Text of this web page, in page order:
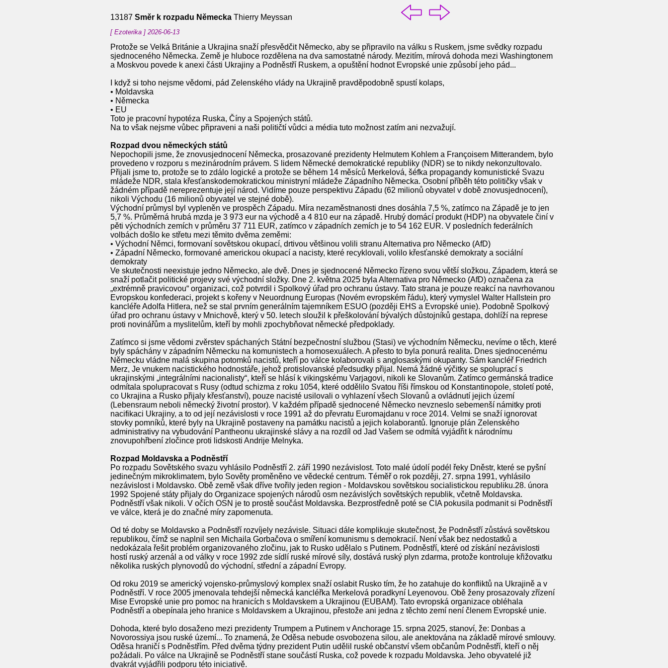
13187 Směr k rozpadu Německa Thierry Meyssan
[ Ezoterika ] 2026-06-13
Protože se Velká Británie a Ukrajina snaží přesvědčit Německo, aby se připravilo na válku s Ruskem, jsme svědky rozpadu
sjednoceného Německa. Země je hluboce rozdělena na dva samostatné národy. Mezitím, mírová dohoda mezi Washingtonem
a Moskvou povede k anexi části Ukrajiny a Podněstří Ruskem, a opuštění hodnot Evropské unie způsobí jeho pád...
I když si toho nejsme vědomi, pád Zelenského vlády na Ukrajině pravděpodobně spustí kolaps,
• Moldavska
• Německa
• EU
Toto je pracovní hypotéza Ruska, Číny a Spojených států.
Na to však nejsme vůbec připraveni a naši političtí vůdci a média tuto možnost zatím ani nezvažují.
Rozpad dvou německých států
Nepochopili jsme, že znovusjednocení Německa, prosazované prezidenty Helmutem Kohlem a Françoisem Mitterandem, bylo
provedeno v rozporu s mezinárodním právem. S lidem Německé demokratické republiky (NDR) se to nikdy nekonzultovalo.
Přijali jsme to, protože se to zdálo logické a protože se během 14 měsíců Merkelová, šéfka propagandy komunistické Svazu
mládeže NDR, stala křesťanskodemokratickou ministryní mládeže Západního Německa. Osobní příběh této političky však v
žádném případě nereprezentuje její národ. Vidíme pouze perspektivu Západu (62 milionů obyvatel v době znovusjednocení),
nikoli Východu (16 milionů obyvatel ve stejné době).
Východní průmysl byl vypleněn ve prospěch Západu. Míra nezaměstnanosti dnes dosáhla 7,5 %, zatímco na Západě je to jen
5,7 %. Průměrná hrubá mzda je 3 973 eur na východě a 4 810 eur na západě. Hrubý domácí produkt (HDP) na obyvatele činí v
pěti východních zemích v průměru 37 711 EUR, zatímco v západních zemích je to 54 162 EUR. V posledních federálních
volbách došlo ke střetu mezi těmito dvěma zeměmi:
• Východní Němci, formovaní sovětskou okupací, drtivou většinou volili stranu Alternativa pro Německo (AfD)
• Západní Německo, formované americkou okupací a nacisty, které recyklovali, volilo křesťanské demokraty a sociální
demokraty
Ve skutečnosti neexistuje jedno Německo, ale dvě. Dnes je sjednocené Německo řízeno svou větší složkou, Západem, která se
snaží potlačit politické projevy své východní složky. Dne 2. května 2025 byla Alternativa pro Německo (AfD) označena za
„extrémně pravicovou“ organizaci, což potvrdil i Spolkový úřad pro ochranu ústavy. Tato strana je pouze reakcí na navrhovanou
Evropskou konfederaci, projekt s kořeny v Neuordnung Europas (Novém evropském řádu), který vymyslel Walter Hallstein pro
kancléře Adolfa Hitlera, než se stal prvním generálním tajemníkem ESUO (později EHS a Evropské unie). Podobně Spolkový
úřad pro ochranu ústavy v Mnichově, který v 50. letech sloužil k přeškolování bývalých důstojníků gestapa, dohlíží na represe
proti novinářům a myslitelům, kteří by mohli zpochybňovat německé předpoklady.
Zatímco si jsme vědomi zvěrstev spáchaných Státní bezpečnostní službou (Stasi) ve východním Německu, nevíme o těch, které
byly spáchány v západním Německu na komunistech a homosexuálech. A přesto to byla ponurá realita. Dnes sjednocenému
Německu vládne malá skupina potomků nacistů, kteří po válce kolaborovali s anglosaskými okupanty. Sám kancléř Friedrich
Merz, Je vnukem nacistického hodnostáře, jehož protislovanské předsudky přijal. Nemá žádné výčitky se spoluprací s
ukrajinskými „integrálními nacionalisty“, kteří se hlásí k vikingskému Varjagovi, nikoli ke Slovanům. Zatímco germánská tradice
odmítala spolupracovat s Rusy (odtud schizma z roku 1054, které oddělilo Svatou říši římskou od Konstantinopole, století poté,
co Ukrajina a Rusko přijaly křesťanství), pouze nacisté usilovali o vyhlazení všech Slovanů a ovládnutí jejich území
(Lebensraum neboli německý životní prostor). V každém případě sjednocené Německo nevzneslo sebemenší námitky proti
nacifikaci Ukrajiny, a to od její nezávislosti v roce 1991 až do převratu Euromajdanu v roce 2014. Velmi se snaží ignorovat
stovky pomníků, které byly na Ukrajině postaveny na památku nacistů a jejich kolaborantů. Ignoruje plán Zelenského
administrativy na vybudování Pantheonu ukrajinské slávy a na rozdíl od Jad Vašem se odmítá vyjádřit k národnímu
znovupohřbení zločince proti lidskosti Andrije Melnyka.
Rozpad Moldavska a Podněstří
Po rozpadu Sovětského svazu vyhlásilo Podněstří 2. září 1990 nezávislost. Toto malé údolí podél řeky Dněstr, které se pyšní
jedinečným mikroklimatem, bylo Sověty proměněno ve vědecké centrum. Téměř o rok později, 27. srpna 1991, vyhlásilo
nezávislost i Moldavsko. Obě země však dříve tvořily jeden region - Moldavskou sovětskou socialistickou republiku.28. února
1992 Spojené státy přijaly do Organizace spojených národů osm nezávislých sovětských republik, včetně Moldavska.
Podněstří však nikoli. V očích OSN je to prostě součást Moldavska. Bezprostředně poté se CIA pokusila podmanit si Podněstří
ve válce, která je do značné míry zapomenuta.
Od té doby se Moldavsko a Podněstří rozvíjely nezávisle. Situaci dále komplikuje skutečnost, že Podněstří zůstává sovětskou
republikou, čímž se naplnil sen Michaila Gorbačova o smíření komunismu s demokracií. Není však bez nedostatků a
nedokázala řešit problém organizovaného zločinu, jak to Rusko udělalo s Putinem. Podněstří, které od získání nezávislosti
hostí ruský arzenál a od války v roce 1992 zde sídlí ruské mírové síly, dostává ruský plyn zdarma, protože kontroluje křižovatku
několika ruských plynovodů do východní, střední a západní Evropy.
Od roku 2019 se americký vojensko-průmyslový komplex snaží oslabit Rusko tím, že ho zatahuje do konfliktů na Ukrajině a v
Podněstří. V roce 2005 jmenovala tehdejší německá kancléřka Merkelová poradkyní Leyenovou. Obě ženy prosazovaly zřízení
Mise Evropské unie pro pomoc na hranicích s Moldavskem a Ukrajinou (EUBAM). Tato evropská organizace obléhala
Podněstří a obepínala jeho hranice s Moldavskem a Ukrajinou, přestože ani jedna z těchto zemí není členem Evropské unie.
Dohoda, které bylo dosaženo mezi prezidenty Trumpem a Putinem v Anchorage 15. srpna 2025, stanoví, že: Donbas a
Novorossiya jsou ruské území... To znamená, že Oděsa nebude osvobozena silou, ale anektována na základě mírové smlouvy.
Oděsa hraničí s Podněstřím. Před dvěma týdny prezident Putin udělil ruské občanství všem občanům Podněstří, kteří o něj
požádali. Po válce na Ukrajině se Podněstří stane součástí Ruska, což povede k rozpadu Moldavska. Jeho obyvatelé již
dvakrát vyjádřili podporu této iniciativě.